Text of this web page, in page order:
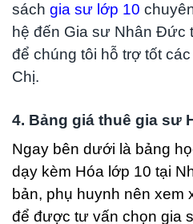
sách gia sư lớp 10
hệ đến Gia sư Nhân Đức
để chúng tôi hỗ trợ tốt
Chị.
4. Bảng giá thuê gia sư
Ngay bên dưới là bảng
dạy kèm Hóa lớp 10 tại
bản, phụ huynh nên xem
để được tư vấn chọn gia